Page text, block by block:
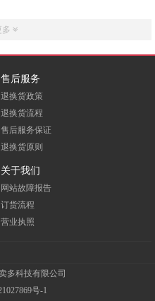
多
售后服务
退换货政策
退换货流程
售后服务保证
退换货原则
关于我们
网站故障报告
订货流程
营业执照
多科技有限公司
号-1